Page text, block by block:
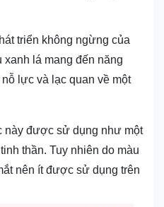
triển không ngừng của
xanh lá mang đến năng
lực và lạc quan về một
này được sử dụng như một
thần. Tuy nhiên do màu
nên ít được sử dụng trên